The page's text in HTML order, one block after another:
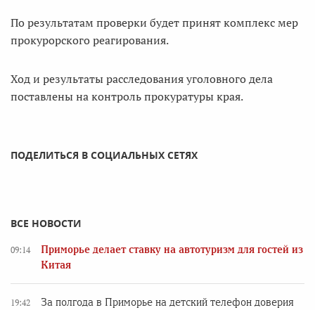
По результатам проверки будет принят комплекс мер
прокурорского реагирования.
Ход и результаты расследования уголовного дела
поставлены на контроль прокуратуры края.
ПОДЕЛИТЬСЯ В СОЦИАЛЬНЫХ СЕТЯХ
ВСЕ НОВОСТИ
09:14
Приморье делает ставку на автотуризм для гостей из
Китая
19:42
За полгода в Приморье на детский телефон доверия